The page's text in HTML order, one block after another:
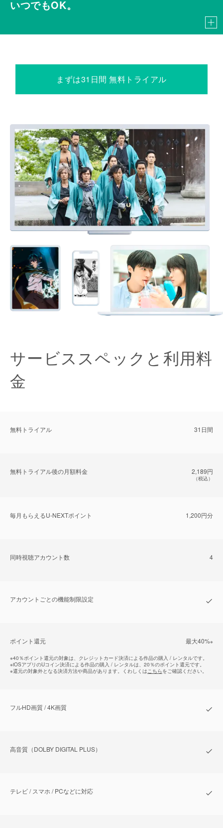
いつでもOK。
まずは31日間 無料トライアル
サービススペックと利用料
金
無料トライアル 31日間
無料トライアル後の⽉額料金 2,189円
（税込）
毎⽉もらえるU-NEXTポイント 1,200円分
同時視聴アカウント数 4
アカウントごとの機能制限設定
ポイント還元 最⼤40%※
※40％ポイント還元の対象は、クレジットカード決済による作品の購入 / レンタルです。
※iOSアプリのUコイン決済による作品の購入 / レンタルは、20％のポイント還元です。
※還元の対象外となる決済方法や商品があります。くわしくはこちらをご確認ください。
フルHD画質 / 4K画質
⾼⾳質（DOLBY DIGITAL PLUS）
テレビ / スマホ / PCなどに対応